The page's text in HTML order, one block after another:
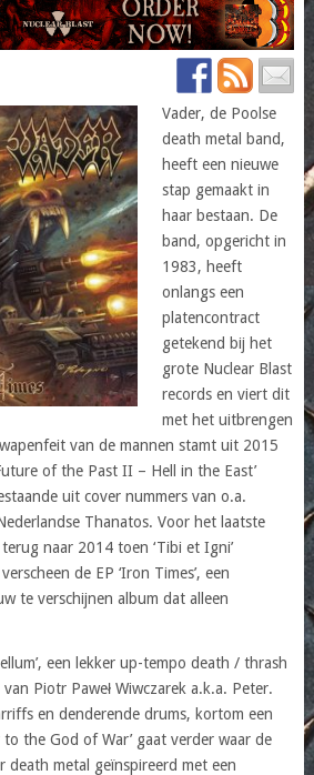
Vader, de Poolse
death metal band,
heeft een nieuwe
stap gemaakt in
haar bestaan. De
band, opgericht in
1983, heeft
onlangs een
platencontract
getekend bij het
grote Nuclear Blast
records en viert dit
met het uitbrengen
van de mannen stamt uit 2015
of the Past II – Hell in the East’
uit cover nummers van o.a.
Thanatos. Voor het laatste
naar 2014 toen ‘Tibi et Igni’
de EP ‘Iron Times’, een
te verschijnen album dat alleen
een lekker up-tempo death / thrash
Piotr Paweł Wiwczarek a.k.a. Peter.
en denderende drums, kortom een
to the God of War’ gaat verder waar de
death metal geïnspireerd met een